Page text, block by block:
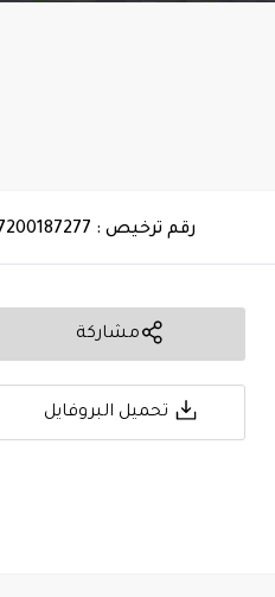
رقم ترخيص : 7200187277
مشاركة
تحميل البروفايل